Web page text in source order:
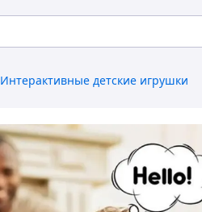
Интерактивные детские игрушки